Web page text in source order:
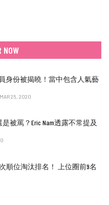
NOW
身份被揭曉！當中包含人氣藝
MAR 25, 2020
被罵？Eric Nam透露不常提及
順位淘汰排名！ 上位圈前9名